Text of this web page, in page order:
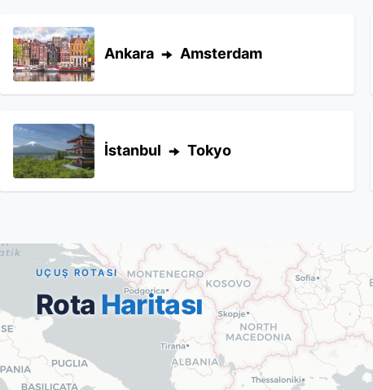
Ankara Amsterdam
İstanbul Tokyo
UÇUŞ ROTASI
Rota Haritası